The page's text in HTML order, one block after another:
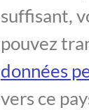
suffisant,
pouvez
données
vers ce